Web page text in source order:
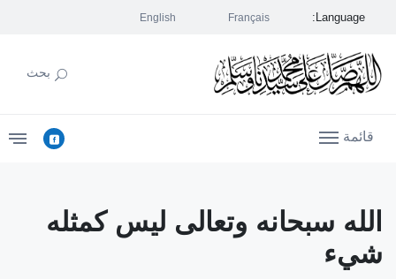
Language:
English Français
بحث
قائمة
الله سبحانه وتعالى ليس كمثله
شيء